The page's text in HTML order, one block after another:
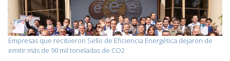
Empresas que recibieron Sello de Eficiencia Energética dejaron de
emitir más de 90 mil toneladas de CO2